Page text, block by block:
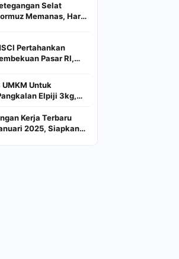
JutaSelat
Memanas, Harga
Pertahankan
Pasar RI,
UMKM Untuk
Elpiji 3kg,
Kerja Terbaru
2025, Siapkan